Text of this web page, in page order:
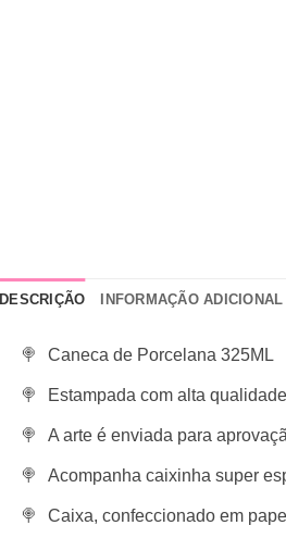
DESCRIÇÃO INFORMAÇÃO ADICIONAL
Caneca de Porcelana 325ML
Estampada com alta
A arte é enviada para
Acompanha caixinha super
Caixa, confeccionado em